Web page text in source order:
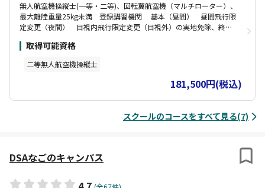
無人航空機操縦士(一等・二等)、回転翼航空機（マルチローター）、
最大離陸重量25kg未満 登録講習機関 基本（昼間） 昼間飛行限
定変更（夜間） 目視内飛行限定変更（目視外）の実地免除、終了
士 登録講習機関 国空無機第266964号、二等無人航空機操縦士
登録講習機関 国空無機第266965号 屋外飛行場（一等、二等）屋
内飛行場（二等、※雨天時一等訓練）、シミュレーター（雨天時一
等・二等訓練）を完備しております。 天候に左右されず、日程、カ
リュキュラム通り、受講が可能となります。なお、屋内飛行場は、
日中においても夜間飛行条件設定整い、 飛行訓練（一等・二等）、
修了審査（二等）が出来る施設となります。 チューター制（マンツ
ーマン指導）にて審査合格に向け、サポート致します。 終了後も、
取得可能資格
二等無人航空機操縦士
181,500円(税込)
スクールのコースをすべて見る(7)
DSAなごのキャンパス